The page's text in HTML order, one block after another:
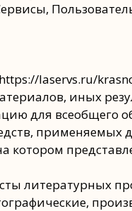
laservs.ru/
иных
для всеобщего
применяемых
котором
литературных